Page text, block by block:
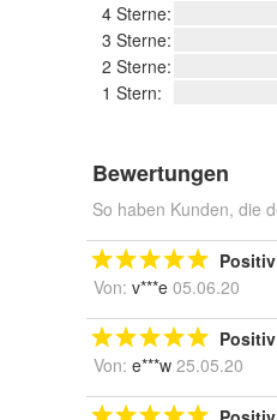
4 Sterne:
3 Sterne:
2 Sterne:
1 Stern:
Bewertungen
So haben Kunden, die
Positiv
Von: v***e 05.06.20
Positiv
Von: e***w 25.05.20